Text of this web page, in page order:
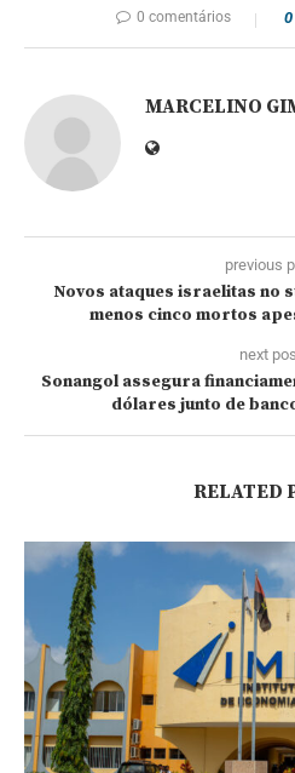
0 comentários 0
MARCELINO
previous
Novos ataques israelitas no
menos cinco mortos
next
Sonangol assegura
dólares junto de
RELATED